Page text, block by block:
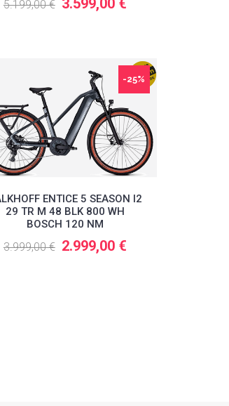
5.199,00 €
-25%
ENTICE 5 SEASON I2
29 TR M 48 BLK 800 WH
BOSCH 120 NM
3.999,00 € 2.999,00 €